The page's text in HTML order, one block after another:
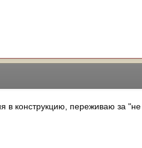
в конструкцию, переживаю за